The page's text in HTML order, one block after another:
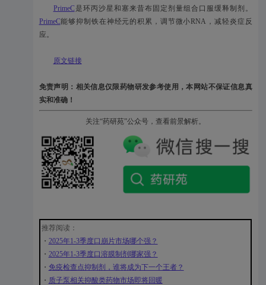
PrimeC是环丙沙星和塞来昔布固定剂量组合口服缓释制剂。
PrimeC能够抑制铁在神经元的积累，调节微小RNA，减轻炎症反
应。
原文链接
免责声明：相关信息仅限药物研发参考使用，本网站不保证信息真
实和准确！
关注“药研苑”公众号，查看前景解析。
推荐阅读：
・ 2025年1-3季度口崩片市场哪个强？
・ 2025年1-3季度口溶膜制剂哪家强？
・ 免疫检查点抑制剂，谁将成为下一个王者？
・ 质子泵相关抑酸类药物市场即将回暖